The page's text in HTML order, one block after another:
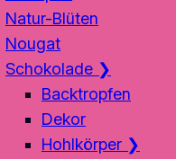
Natur-Blüten
Nougat
Schokolade ❯
Backtropfen
Dekor
Hohlkörper ❯